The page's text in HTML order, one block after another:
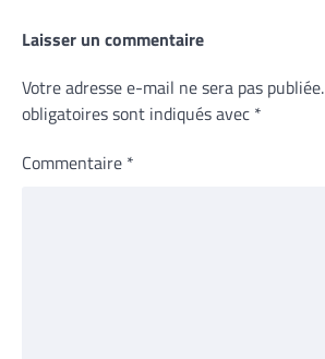
Laisser un commentaire
Votre adresse e-mail ne sera pas publiée.
obligatoires sont indiqués avec *
Commentaire *